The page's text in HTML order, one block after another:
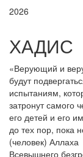
2026
ХАДИС
«Верующий и
будут
испытаниям,
затронут самого
его детей и его
до тех пор, пока
(человек) Аллаха
Всевышнего